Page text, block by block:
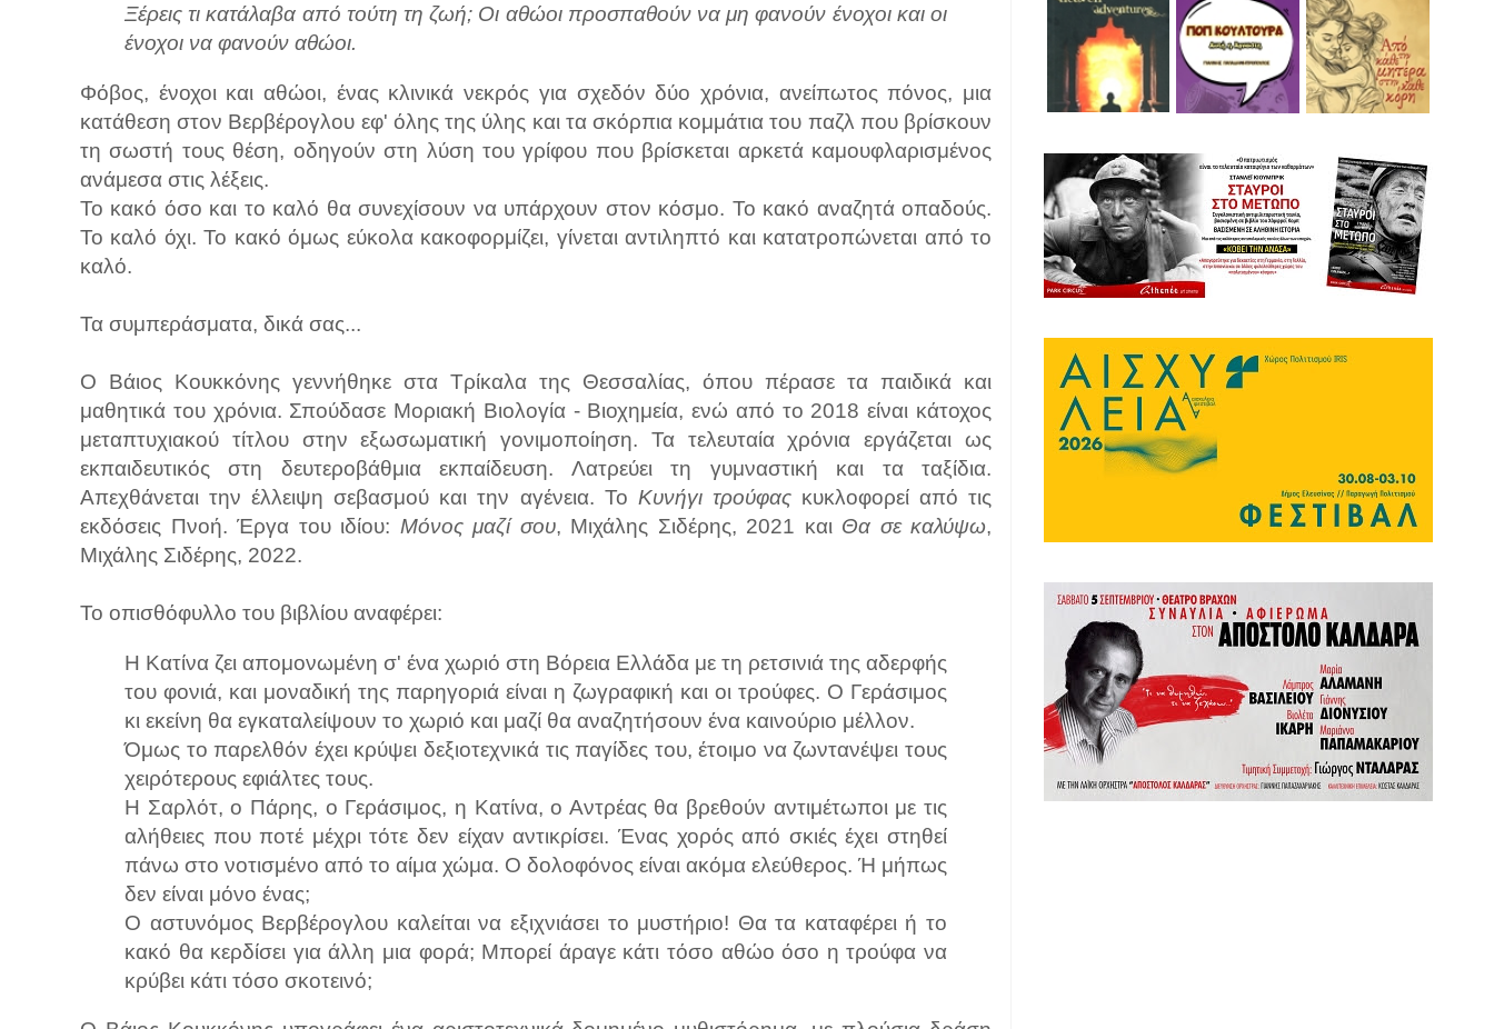
Ξέρεις τι κατάλαβα από τούτη τη ζωή; Οι αθώοι προσπαθούν να μη φανούν ένοχοι και οι
ένοχοι να φανούν αθώοι.
Φόβος, ένοχοι και αθώοι, ένας κλινικά νεκρός για σχεδόν δύο χρόνια, ανείπωτος πόνος, μια
κατάθεση στον Βερβέρογλου εφ' όλης της ύλης και τα σκόρπια κομμάτια του παζλ που βρίσκουν
τη σωστή τους θέση, οδηγούν στη λύση του γρίφου που βρίσκεται αρκετά καμουφλαρισμένος
ανάμεσα στις λέξεις.
Το κακό όσο και το καλό θα συνεχίσουν να υπάρχουν στον κόσμο. Το κακό αναζητά οπαδούς.
Το καλό όχι. Το κακό όμως εύκολα κακοφορμίζει, γίνεται αντιληπτό και κατατροπώνεται από το
καλό.
Τα συμπεράσματα, δικά σας...
Ο Βάιος Κουκκόνης γεννήθηκε στα Τρίκαλα της Θεσσαλίας, όπου πέρασε τα παιδικά και
μαθητικά του χρόνια. Σπούδασε Μοριακή Βιολογία - Βιοχημεία, ενώ από το 2018 είναι κάτοχος
μεταπτυχιακού τίτλου στην εξωσωματική γονιμοποίηση. Τα τελευταία χρόνια εργάζεται ως
εκπαιδευτικός στη δευτεροβάθμια εκπαίδευση. Λατρεύει τη γυμναστική και τα ταξίδια.
Απεχθάνεται την έλλειψη σεβασμού και την αγένεια. To Κυνήγι τρούφας κυκλοφορεί από τις
εκδόσεις Πνοή. Έργα του ιδίου: Μόνος μαζί σου, Μιχάλης Σιδέρης, 2021 και Θα σε καλύψω,
Μιχάλης Σιδέρης, 2022.
Το οπισθόφυλλο του βιβλίου αναφέρει:
Η Κατίνα ζει απομονωμένη σ' ένα χωριό στη Βόρεια Ελλάδα με τη ρετσινιά της αδερφής
του φονιά, και μοναδική της παρηγοριά είναι η ζωγραφική και οι τρούφες. Ο Γεράσιμος
κι εκείνη θα εγκαταλείψουν το χωριό και μαζί θα αναζητήσουν ένα καινούριο μέλλον.
Όμως το παρελθόν έχει κρύψει δεξιοτεχνικά τις παγίδες του, έτοιμο να ζωντανέψει τους
χειρότερους εφιάλτες τους.
Η Σαρλότ, ο Πάρης, ο Γεράσιμος, η Κατίνα, ο Αντρέας θα βρεθούν αντιμέτωποι με τις
αλήθειες που ποτέ μέχρι τότε δεν είχαν αντικρίσει. Ένας χορός από σκιές έχει στηθεί
πάνω στο νοτισμένο από το αίμα χώμα. Ο δολοφόνος είναι ακόμα ελεύθερος. Ή μήπως
δεν είναι μόνο ένας;
Ο αστυνόμος Βερβέρογλου καλείται να εξιχνιάσει το μυστήριο! Θα τα καταφέρει ή το
κακό θα κερδίσει για άλλη μια φορά; Μπορεί άραγε κάτι τόσο αθώο όσο η τρούφα να
κρύβει κάτι τόσο σκοτεινό;